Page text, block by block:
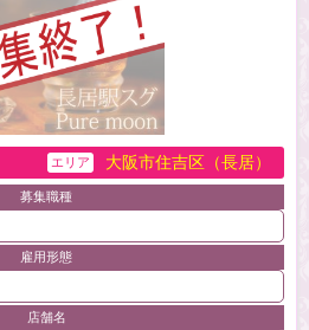
エリア 大阪市住吉区（長居）
募集職種
雇用形態
店舗名